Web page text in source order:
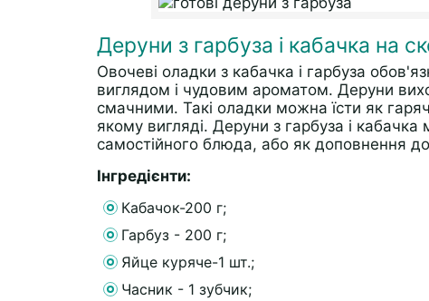
Деруни з гарбуза і кабачка на
Овочеві оладки з кабачка і гарбуза
виглядом і чудовим ароматом. Деруни
смачними. Такі оладки можна їсти як
якому вигляді. Деруни з гарбуза і
самостійного блюда, або як доповнення
Інгредієнти:
Кабачок-200 г;
Гарбуз - 200 г;
Яйце куряче-1 шт.;
Часник - 1 зубчик;